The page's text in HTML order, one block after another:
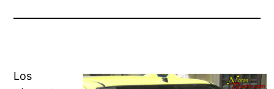
Los